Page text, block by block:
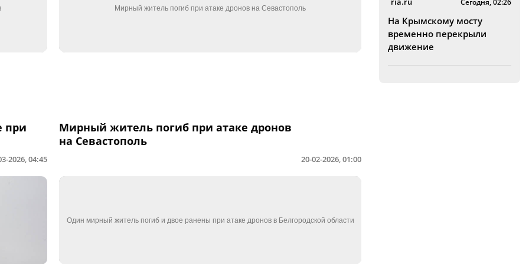
при
2026, 04:45
Мирный житель погиб при атаке дронов
на Севастополь
20-02-2026, 01:00
Сегодня, 02:26
На Крымскому мосту
временно перекрыли
движение